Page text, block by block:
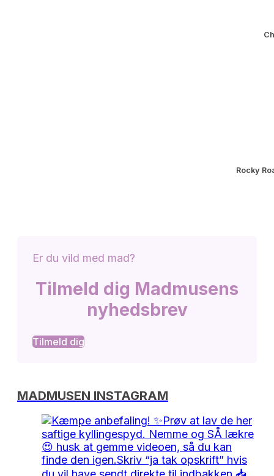
Rocky
Er du vild med mad?
Tilmeld dig Madmusens
nyhedsbrev
Tilmeld dig
MADMUSEN INSTAGRAM